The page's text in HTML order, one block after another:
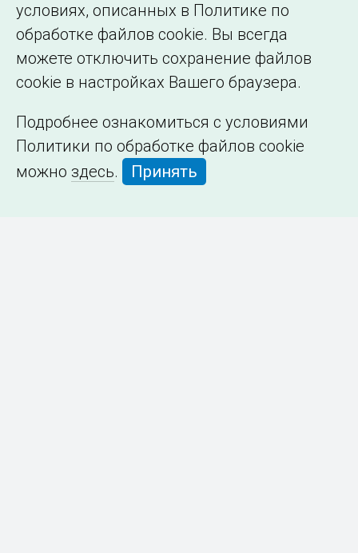
условиях, описанных в Политике по
обработке файлов cookie. Вы всегда
можете отключить сохранение файлов
cookie в настройках Вашего браузера.
Подробнее ознакомиться с условиями
Политики по обработке файлов cookie
можно здесь. Принять